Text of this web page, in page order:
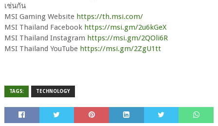
เช่นกัน
MSI Gaming Website https://th.msi.com/
MSI Thailand Facebook https://msi.gm/2u6kGeX
MSI Thailand Instagram https://msi.gm/2QOli6R
MSI Thailand YouTube https://msi.gm/2ZgU1tt
TAGS: TECHNOLOGY